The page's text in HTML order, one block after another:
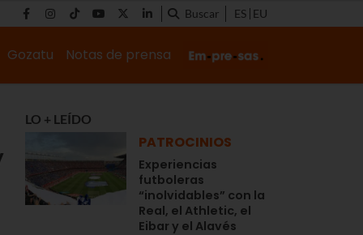
Buscar ES EU
Gozatu Notas de prensa
LO + LEÍDO
PATROCINIOS
Experiencias
futboleras
“inolvidables” con la
Real, el Athletic, el
Eibar y el Alavés